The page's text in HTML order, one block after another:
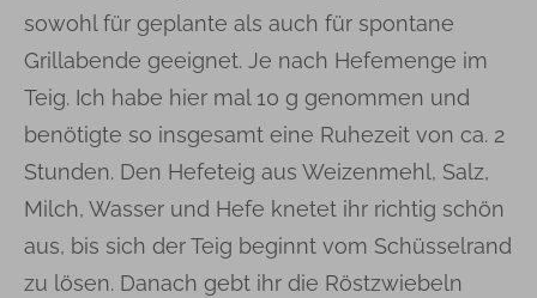
sowohl für geplante als auch für spontane
Grillabende geeignet. Je nach Hefemenge im
Teig. Ich habe hier mal 10 g genommen und
benötigte so insgesamt eine Ruhezeit von ca. 2
Stunden. Den Hefeteig aus Weizenmehl, Salz,
Milch, Wasser und Hefe knetet ihr richtig schön
aus, bis sich der Teig beginnt vom Schüsselrand
zu lösen. Danach gebt ihr die Röstzwiebeln